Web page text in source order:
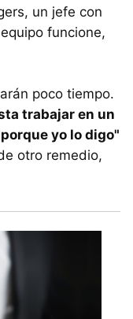
un jefe con
funcione,
poco tiempo.
trabajar en un
yo lo digo"
otro remedio,